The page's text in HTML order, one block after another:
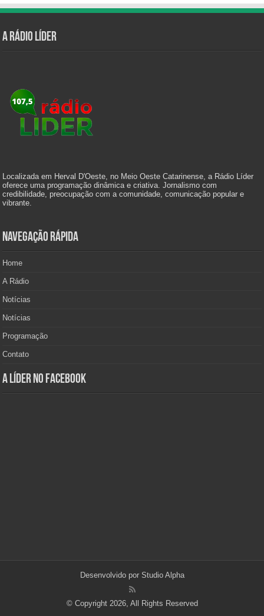
A Rádio Líder
Localizada em Herval D'Oeste, no Meio Oeste Catarinense, a Rádio Líder
oferece uma programação dinâmica e criativa. Jornalismo com
credibilidade, preocupação com a comunidade, comunicação popular e
vibrante.
Navegação Rápida
Home
A Rádio
Notícias
Notícias
Programação
Contato
A Líder no Facebook
Desenvolvido por Studio Alpha
© Copyright 2026, All Rights Reserved